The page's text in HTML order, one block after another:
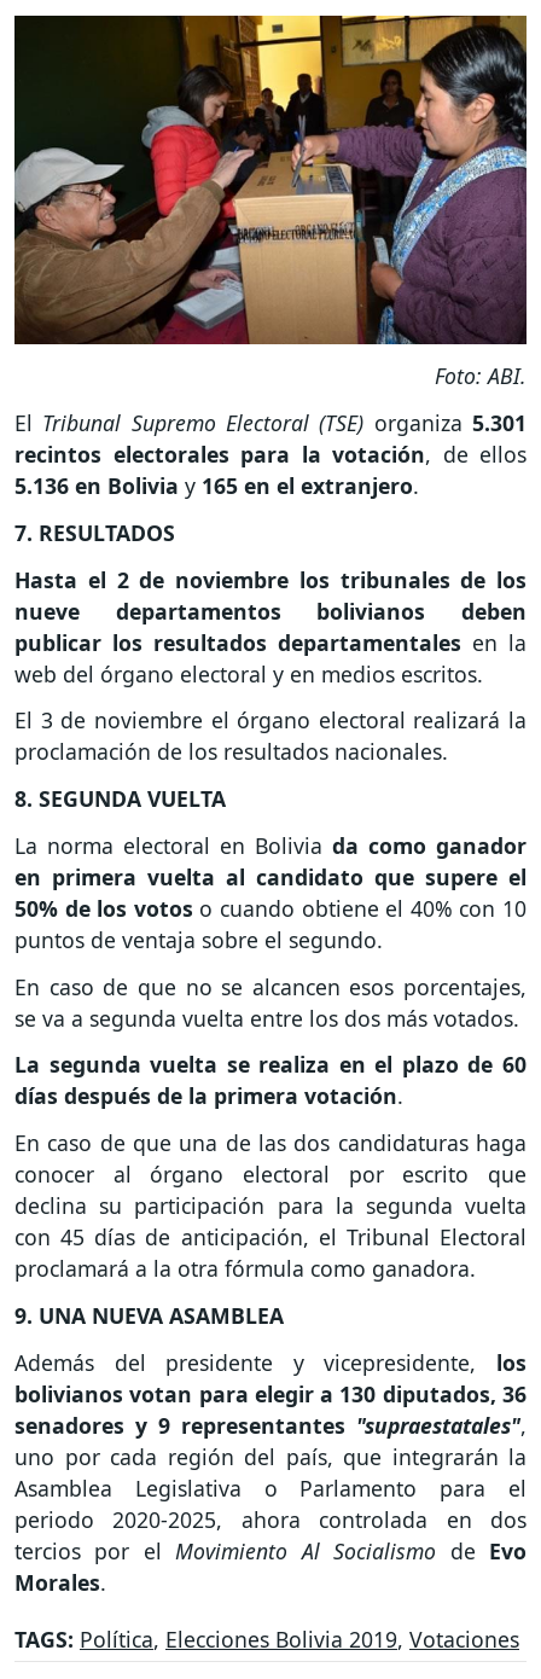
Foto: ABI.
El Tribunal Supremo Electoral (TSE) organiza 5.301
recintos electorales para la votación, de ellos
5.136 en Bolivia y 165 en el extranjero.
7. RESULTADOS
Hasta el 2 de noviembre los tribunales de los
nueve departamentos bolivianos deben
publicar los resultados departamentales en la
web del órgano electoral y en medios escritos.
El 3 de noviembre el órgano electoral realizará la
proclamación de los resultados nacionales.
8. SEGUNDA VUELTA
La norma electoral en Bolivia da como ganador
en primera vuelta al candidato que supere el
50% de los votos o cuando obtiene el 40% con 10
puntos de ventaja sobre el segundo.
En caso de que no se alcancen esos porcentajes,
se va a segunda vuelta entre los dos más votados.
La segunda vuelta se realiza en el plazo de 60
días después de la primera votación.
En caso de que una de las dos candidaturas haga
conocer al órgano electoral por escrito que
declina su participación para la segunda vuelta
con 45 días de anticipación, el Tribunal Electoral
proclamará a la otra fórmula como ganadora.
9. UNA NUEVA ASAMBLEA
Además del presidente y vicepresidente, los
bolivianos votan para elegir a 130 diputados, 36
senadores y 9 representantes "supraestatales",
uno por cada región del país, que integrarán la
Asamblea Legislativa o Parlamento para el
periodo 2020-2025, ahora controlada en dos
tercios por elMovimiento Al Socialismo de Evo
Morales.
TAGS: Política, Elecciones Bolivia 2019, Votaciones